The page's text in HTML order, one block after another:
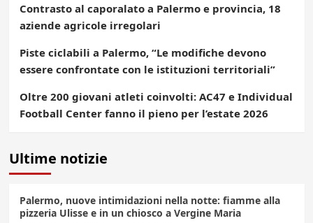
Contrasto al caporalato a Palermo e provincia, 18
aziende agricole irregolari
Piste ciclabili a Palermo, “Le modifiche devono
essere confrontate con le istituzioni territoriali”
Oltre 200 giovani atleti coinvolti: AC47 e Individual
Football Center fanno il pieno per l’estate 2026
Ultime notizie
Palermo, nuove intimidazioni nella notte: fiamme alla
pizzeria Ulisse e in un chiosco a Vergine Maria